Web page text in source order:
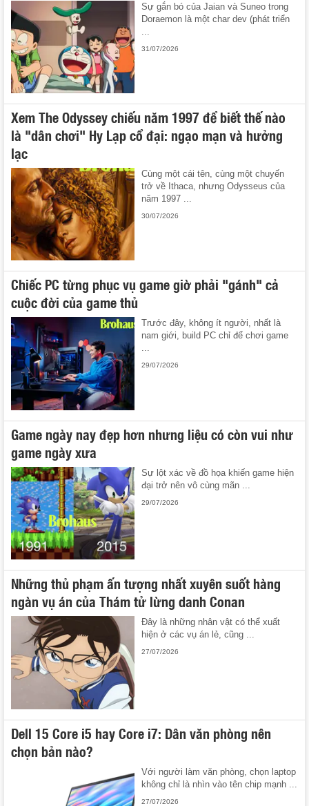
Sự gắn bó của Jaian và Suneo trong
Doraemon là một char dev (phát triển
31/07/2026
Xem The Odyssey chiếu năm 1997 để biết thế nào
là "dân chơi" Hy Lạp cổ đại: ngạo mạn và hưởng
lạc
Cùng một cái tên, cùng một chuyến
trở về Ithaca, nhưng Odysseus của
năm 1997 ...
30/07/2026
Chiếc PC từng phục vụ game giờ phải "gánh" cả
cuộc đời của game thủ
Trước đây, không ít người, nhất là
nam giới, build PC chỉ để chơi game
...
29/07/2026
Game ngày nay đẹp hơn nhưng liệu có còn vui như
game ngày xưa
Sự lột xác về đồ họa khiến game hiện
đại trở nên vô cùng mãn ...
29/07/2026
Những thủ phạm ấn tượng nhất xuyên suốt hàng
ngàn vụ án của Thám tử lừng danh Conan
Đây là những nhân vật có thể xuất
hiện ở các vụ án lẻ, cũng ...
27/07/2026
Dell 15 Core i5 hay Core i7: Dân văn phòng nên
chọn bản nào?
Với người làm văn phòng, chọn laptop
không chỉ là nhìn vào tên chip mạnh ...
27/07/2026